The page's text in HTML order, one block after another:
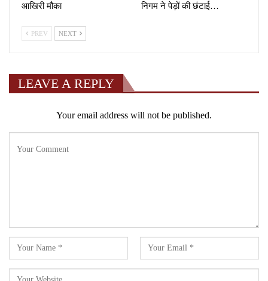
आखिरी मौका
निगम ने पेड़ों की छंटाई…
PREV NEXT
LEAVE A REPLY
Your email address will not be published.